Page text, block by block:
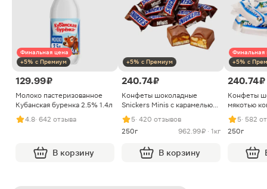
Финальная цена
+5% с Премиум
129.99 ₽
Молоко пастеризованное
Кубанская буренка 2.5% 1.4л
4.8· 642 отзыва
В корзину
+5% с Премиум
240.74 ₽
Конфеты шоколадные
Snickers Minis с карамелью
арахисом и нугой
5· 420 отзывов
250г
962.99 ₽ · 1кг
В корзину
Финальная
+5% с
240.74 ₽
Конфеты
мякотью
5· 582
250г